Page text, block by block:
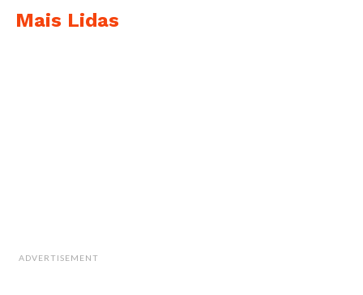
Mais Lidas
ADVERTISEMENT